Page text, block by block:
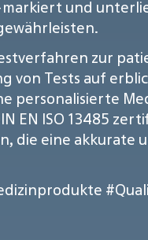
und
zur
von Tests auf
personalisierte
EN ISO 13485
die eine akkurate